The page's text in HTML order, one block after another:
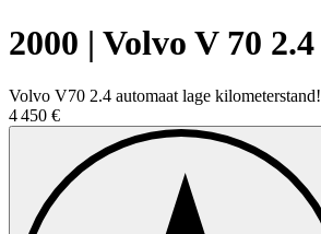
2000 | Volvo V 70 2.4
Volvo V70 2.4 automaat lage kilometerstand!
4 450 €